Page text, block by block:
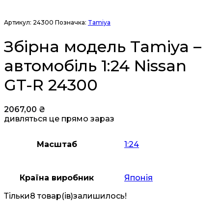
Артикул: 24300 Позначка: Tamiya
Збірна модель Tamiya –
автомобіль 1:24 Nissan
GT-R 24300
2067,00 ₴
дивляться це прямо зараз
Масштаб 1:24
Країна виробник
Японія
Тільки8 товар(ів)залишилось!